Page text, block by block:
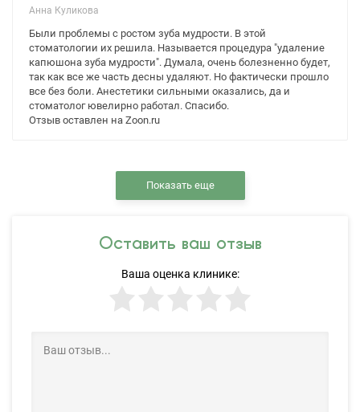
Анна Куликова
Были проблемы с ростом зуба мудрости. В этой
стоматологии их решила. Называется процедура "удаление
капюшона зуба мудрости". Думала, очень болезненно будет,
так как все же часть десны удаляют. Но фактически прошло
все без боли. Анестетики сильными оказались, да и
стоматолог ювелирно работал. Спасибо.
Отзыв оставлен на Zoon.ru
Показать еще
Оставить ваш отзыв
Ваша оценка клинике: